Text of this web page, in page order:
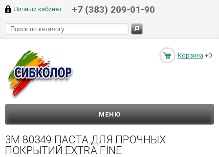
Личный кабинет +7 (383) 209-01-90
Корзина +0
МЕНЮ
3M 80349 ПАСТА ДЛЯ ПРОЧНЫХ
ПОКРЫТИЙ EXTRA FINE